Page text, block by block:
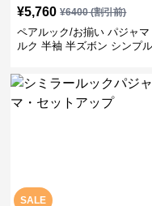
¥5,760 ¥6400(割引前)
ペアルック/お揃い パジャマ
ルク 半袖 半ズボン シンプル
SALE